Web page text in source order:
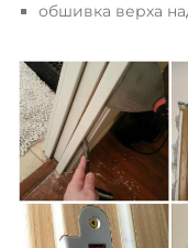
обшивка верха